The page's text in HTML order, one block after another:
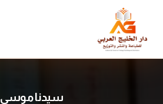
سيدنا موسى